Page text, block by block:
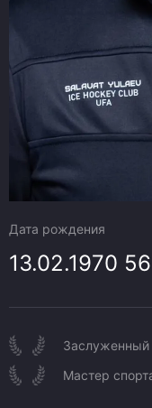
Дата рождения
13.02.1970
Заслуженный
Мастер